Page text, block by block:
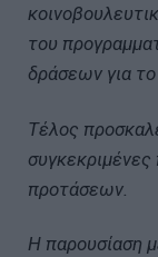
του
δράσεων για
Τέλος
προτάσεων.
Η παρουσίαση